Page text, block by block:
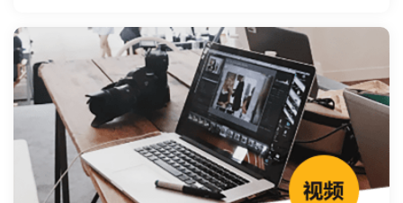
预防性维护建议。